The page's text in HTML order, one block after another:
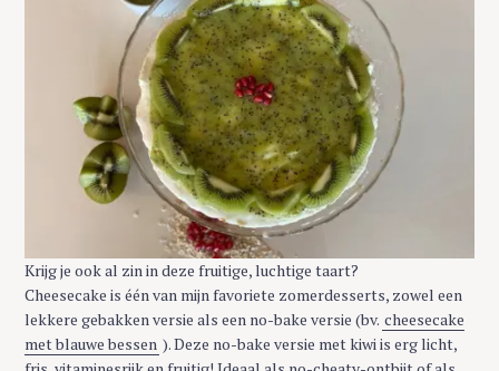
Krijg je ook al zin in deze fruitige, luchtige taart?
Cheesecake is één van mijn favoriete zomerdesserts, zowel een
lekkere gebakken versie als een no-bake versie (bv. cheesecake
met blauwe bessen ). Deze no-bake versie met kiwi is erg licht,